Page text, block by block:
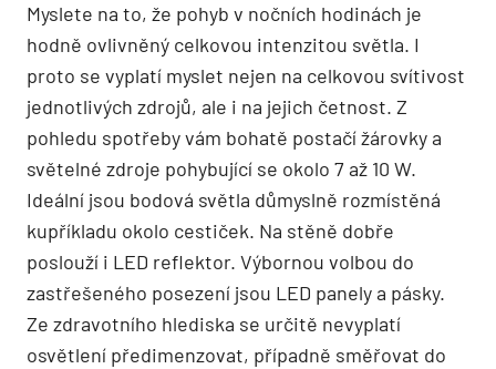
Myslete na to, že pohyb v nočních hodinách je
hodně ovlivněný celkovou intenzitou světla. I
proto se vyplatí myslet nejen na celkovou svítivost
jednotlivých zdrojů, ale i na jejich četnost. Z
pohledu spotřeby vám bohatě postačí žárovky a
světelné zdroje pohybující se okolo 7 až 10 W.
Ideální jsou bodová světla důmyslně rozmístěná
kupříkladu okolo cestiček. Na stěně dobře
poslouží i LED reflektor. Výbornou volbou do
zastřešeného posezení jsou LED panely a pásky.
Ze zdravotního hlediska se určitě nevyplatí
osvětlení předimenzovat, případně směřovat do